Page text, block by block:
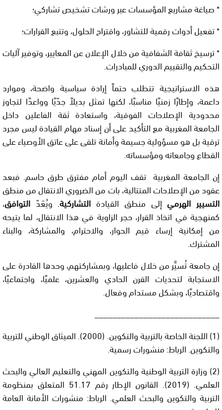
* صياغة مشاريع المؤسسات عبر ورشات تشخيص تشاركي؛
* تفعيل أدوات رقمية للتشاور، واقتراح الحلول، وتتبع القرارات؛
* ترسيخ ثقافة الشفافية من خلال الإعلان عن المعايير، وتوفير آليات
التحكيم والتقييم الدوري للمبادرات.
هذه الاستراتيجية تتطلب حتماً إرادة سياسية واضحة، وموارد
داعمة، وإطارًا زمنيًا مناسبًا، لكنها تمثل بديلاً جدّيًا وواعدًا لتجاوز
محدودية الإصلاحات الفوقية، واستعادة ثقة الفاعلين داخل
الجامعة المغربية مع التأكيد على أن إسناد مهام القيادة ليس مجرد
ترقية بل هو مسؤولية جسيمة وأمانة تلقى على عاتق الأوصياء على
القطاع وجامعاته ومؤسساته.
إن الجامعة المغربية تقف اليوم أمام مفترق طرق حاسم. فبعد
عقود من الإصلاحات المتتالية، بات من الضروري الانتقال من منطق
التسيير الهرميإلى منطق القيادةالتشاركية. ويُعَدّ التوافق،
كمنهجية في اتخاذ القرار، حجر الزاوية في هذا الانتقال، لما يتيحه
من إمكانية إرساء قيم الحوار، والاحترام، والمشاركة، والبناء
المشترك.
إن جامعة تُسيَّر من خلال فاعليها، وبمشاركتهم، وحدها القادرة على
الاستجابة لتحديات القرن الحادي والعشرين، علميًا، واجتماعيًا،
واقتصاديًا، وبشكل مستدام وفعال.
(1) اللجنة الخاصة بالتربية والتكوين. (2000). الميثاق الوطني للتربية
والتكوين. الرباط: منشورات رسمية.
(2) وزارة التربية الوطنية والتكوين المهني والتعليم العالي والبحث
العلمي. (2019). القانون الإطار رقم 51.17 المتعلق بمنظومة
التربية والتكوين والبحث العلمي. الرباط: منشورات الأمانة العامة